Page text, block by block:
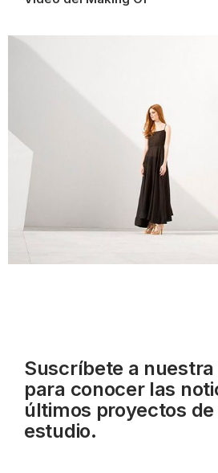
Suscríbete a nuestra
para conocer las
últimos proyectos
estudio.